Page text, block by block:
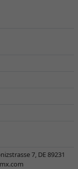
7, DE 89231